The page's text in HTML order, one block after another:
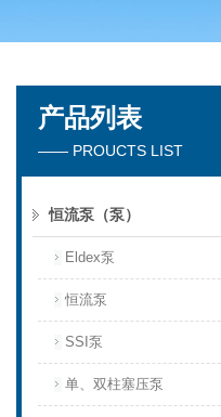
天津琛航科苑科技发展有限公司
产品列表
—— PROUCTS LIST
恒流泵（泵）
Eldex泵
恒流泵
SSI泵
单、双柱塞压泵